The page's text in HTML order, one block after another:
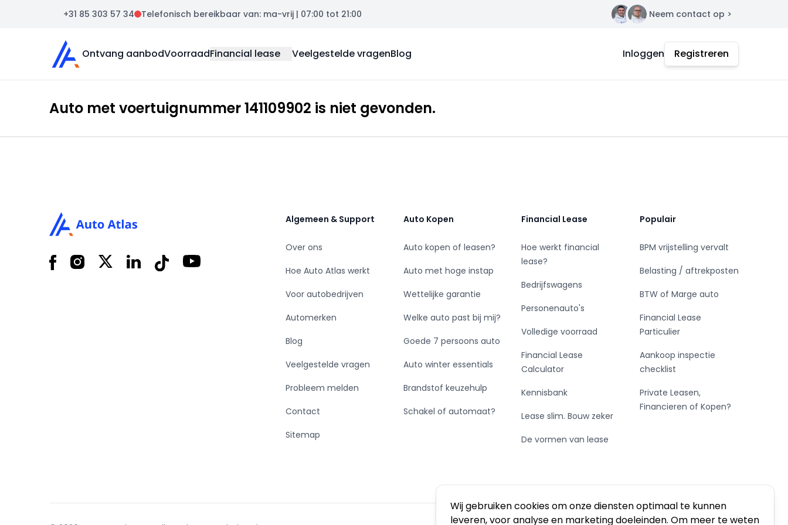
Wij gebruiken cookies om onze diensten optimaal te kunnen
leveren, voor analyse en marketing doeleinden. Om meer te weten
+31 85 303 57 34 Telefonisch bereikbaar van: ma-vrij | 07:00 tot 21:00 Contact Neem contact op >
Auto Atlas
Ontvang aanbodVoorraadFinancial lease Veelgestelde vragenBlog Inloggen Registreren
Auto met voertuignummer 141109902 is niet gevonden.
FacebookInstagram
X LinkedInTiktok YouTube
Algemeen & Support
Over ons
Hoe Auto Atlas werkt
Voor autobedrijven
Automerken
Blog
Veelgestelde vragen
Probleem melden
Contact
Sitemap
Auto Kopen
Auto kopen of leasen?
Auto met hoge instap
Wettelijke garantie
Welke auto past bij mij?
Goede 7 persoons auto
Auto winter essentials
Brandstof keuzehulp
Schakel of automaat?
Financial Lease
Hoe werkt financial
lease?
Bedrijfswagens
Personenauto's
Volledige voorraad
Financial Lease
Calculator
Kennisbank
Lease slim. Bouw zeker
De vormen van lease
Populair
BPM vrijstelling vervalt
Belasting / aftrekposten
BTW of Marge auto
Financial Lease
Particulier
Aankoop inspectie
checklist
Private Leasen,
Financieren of Kopen?